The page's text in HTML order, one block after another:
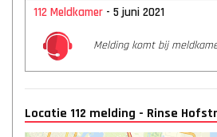
112 Meldkamer - 5 juni 2021
Melding komt bij
Locatie 112 melding - Rinse